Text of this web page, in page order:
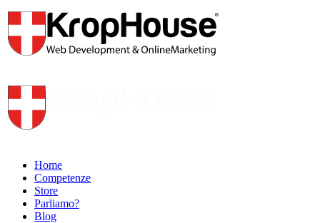
Home
Competenze
Store
Parliamo?
Blog